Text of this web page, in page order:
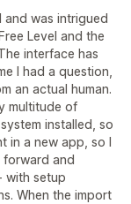
and was intrigued
Level and the
interface has
I had a question,
an actual human.
multitude of
installed, so
in a new app, so I
and
with setup
When the import